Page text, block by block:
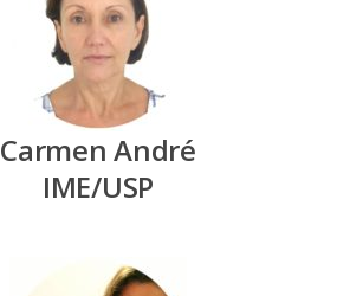
Carmen André
IME/USP